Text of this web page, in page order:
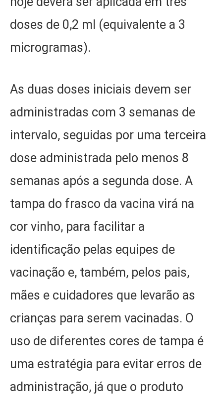
doses de 0,2 ml (equivalente a 3
microgramas).
As duas doses iniciais devem ser
administradas com 3 semanas de
intervalo, seguidas por uma terceira
dose administrada pelo menos 8
semanas após a segunda dose. A
tampa do frasco da vacina virá na
cor vinho, para facilitar a
identificação pelas equipes de
vacinação e, também, pelos pais,
mães e cuidadores que levarão as
crianças para serem vacinadas. O
uso de diferentes cores de tampa é
uma estratégia para evitar erros de
administração, já que o produto